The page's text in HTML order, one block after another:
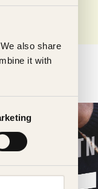
also share
it with